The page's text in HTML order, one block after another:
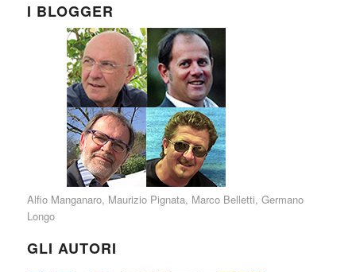
I BLOGGER
Alfio Manganaro, Maurizio Pignata, Marco Belletti, Germano
Longo
GLI AUTORI